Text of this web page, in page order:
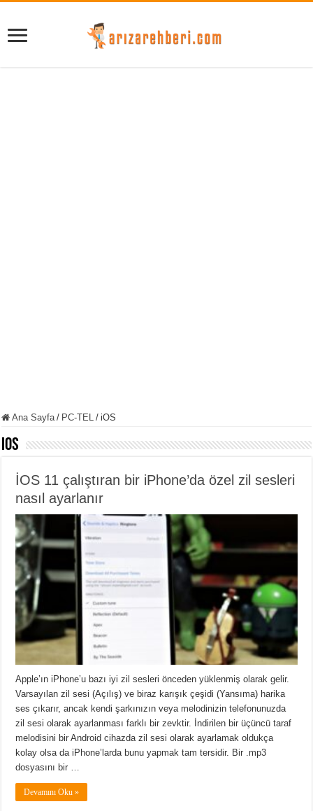
Ana Sayfa / PC-TEL / iOS
iOS
İOS 11 çalıştıran bir iPhone’da özel zil sesleri
nasıl ayarlanır
Apple’ın iPhone’u bazı iyi zil sesleri önceden yüklenmiş olarak gelir.
Varsayılan zil sesi (Açılış) ve biraz karışık çeşidi (Yansıma) harika
ses çıkarır, ancak kendi şarkınızın veya melodinizin telefonunuzda
zil sesi olarak ayarlanması farklı bir zevktir. İndirilen bir üçüncü taraf
melodisini bir Android cihazda zil sesi olarak ayarlamak oldukça
kolay olsa da iPhone’larda bunu yapmak tam tersidir. Bir .mp3
dosyasını bir …
Devamını Oku »